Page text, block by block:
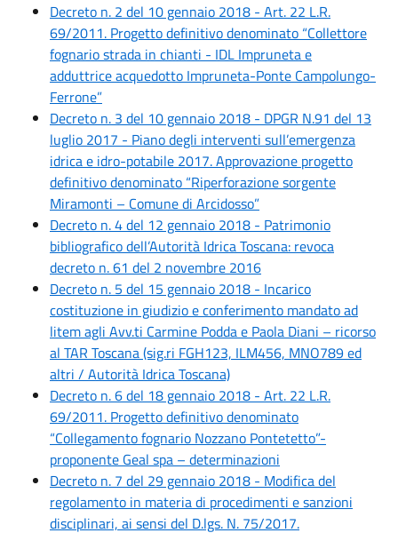
Decreto n. 2 del 10 gennaio 2018 - Art. 22 L.R.
69/2011. Progetto definitivo denominato “Collettore
fognario strada in chianti - IDL Impruneta e
adduttrice acquedotto Impruneta-Ponte Campolungo-
Ferrone”
Decreto n. 3 del 10 gennaio 2018 - DPGR N.91 del 13
luglio 2017 - Piano degli interventi sull’emergenza
idrica e idro-potabile 2017. Approvazione progetto
definitivo denominato “Riperforazione sorgente
Miramonti – Comune di Arcidosso”
Decreto n. 4 del 12 gennaio 2018 - Patrimonio
bibliografico dell’Autorità Idrica Toscana: revoca
decreto n. 61 del 2 novembre 2016
Decreto n. 5 del 15 gennaio 2018 - Incarico
costituzione in giudizio e conferimento mandato ad
litem agli Avv.ti Carmine Podda e Paola Diani – ricorso
al TAR Toscana (sig.ri FGH123, ILM456, MNO789 ed
altri / Autorità Idrica Toscana)
Decreto n. 6 del 18 gennaio 2018 - Art. 22 L.R.
69/2011. Progetto definitivo denominato
“Collegamento fognario Nozzano Pontetetto”-
proponente Geal spa – determinazioni
Decreto n. 7 del 29 gennaio 2018 - Modifica del
regolamento in materia di procedimenti e sanzioni
disciplinari, ai sensi del D.lgs. N. 75/2017.